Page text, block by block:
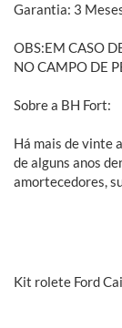
Garantia: 3
OBS:EM CASO
NO CAMPO DE
Sobre a BH Fort:
Há mais de vinte
de alguns anos
amortecedores,
Kit rolete Ford